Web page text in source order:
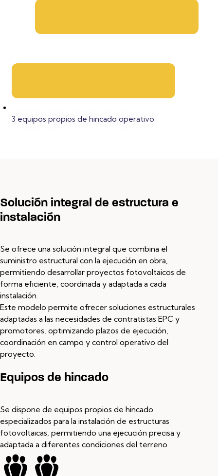
3 equipos propios de hincado operativo
Solución integral de estructura e
instalación
Se ofrece una solución integral que combina el
suministro estructural con la ejecución en obra,
permitiendo desarrollar proyectos fotovoltaicos de
forma eficiente, coordinada y adaptada a cada
instalación.
Este modelo permite ofrecer soluciones estructurales
adaptadas a las necesidades de contratistas EPC y
promotores, optimizando plazos de ejecución,
coordinación en campo y control operativo del
proyecto.
Equipos de hincado
Se dispone de equipos propios de hincado
especializados para la instalación de estructuras
fotovoltaicas, permitiendo una ejecución precisa y
adaptada a diferentes condiciones del terreno.